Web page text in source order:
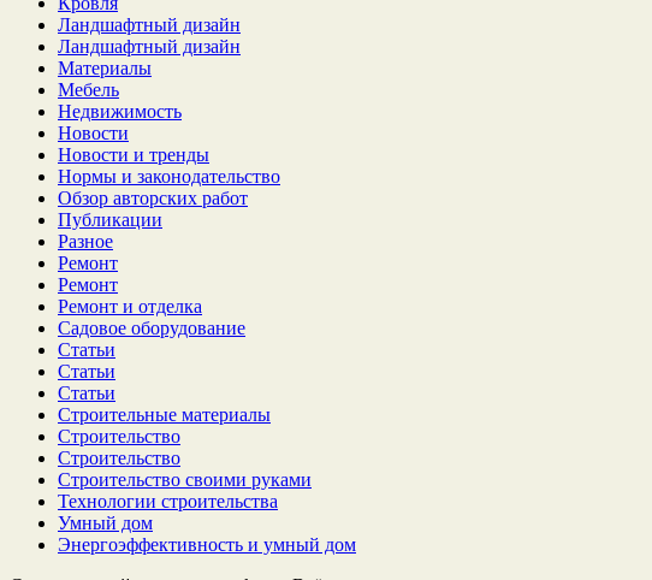
Ландшафтный дизайн
Ландшафтный дизайн
Материалы
Мебель
Недвижимость
Новости
Новости и тренды
Нормы и законодательство
Обзор авторских работ
Публикации
Разное
Ремонт
Ремонт
Ремонт и отделка
Садовое оборудование
Статьи
Статьи
Статьи
Строительные материалы
Строительство
Строительство
Строительство своими руками
Технологии строительства
Умный дом
Энергоэффективность и умный дом